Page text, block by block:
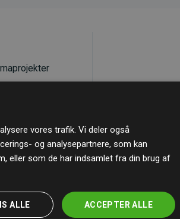
dobbelt så
høj kvalitet
her.
initiativet
vores trafik. Vi deler også
og analysepartnere, som kan
eller som de har indsamlet fra din brug af
ACCEPTER ALLE
ALLE